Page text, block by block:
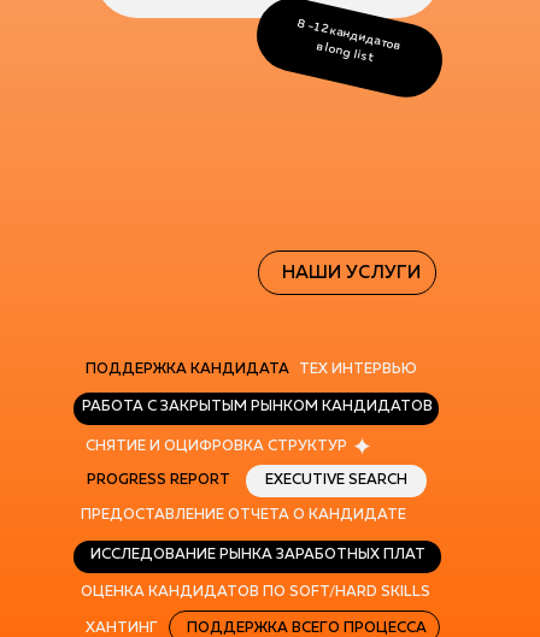
ПОДДЕРЖКА КАНДИДАТА
ПРЕДОСТАВЛЕНИЕ ОТЧЕТА О КАНДИДАТЕ
8 -12 кандидатов
в long list
ХАНТИНГ
СНЯТИЕ И ОЦИФРОВКА СТРУКТУР
ТЕХ ИНТЕРВЬЮ
РАБОТА С ЗАКРЫТЫМ РЫНКОМ КАНДИДАТОВ
EXECUTIVE SEARCH
РROGRESS REPORT
ОЦЕНКА КАНДИДАТОВ ПО SOFT/HARD SKILLS
ИССЛЕДОВАНИЕ РЫНКА ЗАРАБОТНЫХ ПЛАТ
ПОДДЕРЖКА ВСЕГО ПРОЦЕССА
НАШИ УСЛУГИ